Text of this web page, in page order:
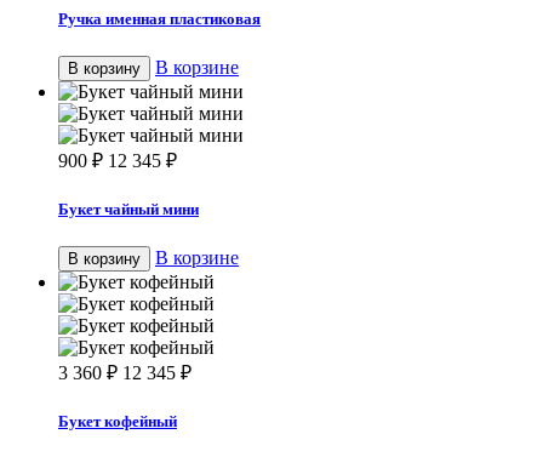
Ручка именная пластиковая
В корзину В корзине
900 ₽ 12 345 ₽
Букет чайный мини
В корзину В корзине
3 360 ₽ 12 345 ₽
Букет кофейный